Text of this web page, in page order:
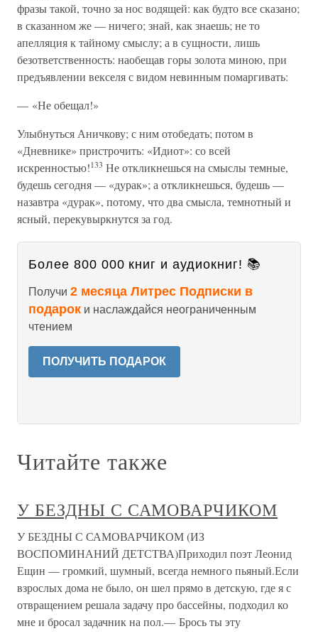
фразы такой, точно за нос водящей: как будто все сказано;
в сказанном же — ничего; знай, как знаешь; не то
апелляция к тайному смыслу; а в сущности, лишь
безответственность: наобещав горы золота миною, при
предъявлении векселя с видом невинным помаргивать:
— «Не обещал!»
Улыбнуться Аничкову; с ним отобедать; потом в
«Дневнике» пристрочить: «Идиот»: со всей
искренностью!133 Не откликнешься на смыслы темные,
будешь сегодня — «дурак»; а откликнешься, будешь —
назавтра «дурак», потому, что два смысла, темнотный и
ясный, перекувыркнутся за год.
Более 800 000 книг и аудиокниг! 📚
Получи 2 месяца Литрес Подписки в
подарок и наслаждайся неограниченным
чтением
ПОЛУЧИТЬ ПОДАРОК
Читайте также
У БЕЗДНЫ С САМОВАРЧИКОМ
У БЕЗДНЫ С САМОВАРЧИКОМ (ИЗ
ВОСПОМИНАНИЙ ДЕТСТВА)Приходил поэт Леонид
Ещин — громкий, шумный, всегда немного пьяный.Если
взрослых дома не было, он шел прямо в детскую, где я с
отвращением решала задачу про бассейны, подходил ко
мне и бросал задачник на пол.— Брось ты эту